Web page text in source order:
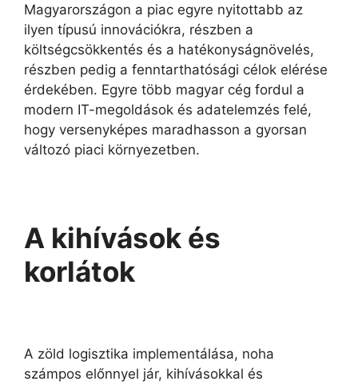
Magyarországon a piac egyre nyitottabb az
ilyen típusú innovációkra, részben a
költségcsökkentés és a hatékonyságnövelés,
részben pedig a fenntarthatósági célok elérése
érdekében. Egyre több magyar cég fordul a
modern IT-megoldások és adatelemzés felé,
hogy versenyképes maradhasson a gyorsan
változó piaci környezetben.
A kihívások és
korlátok
A zöld logisztika implementálása, noha
számpos előnnyel jár, kihívásokkal és